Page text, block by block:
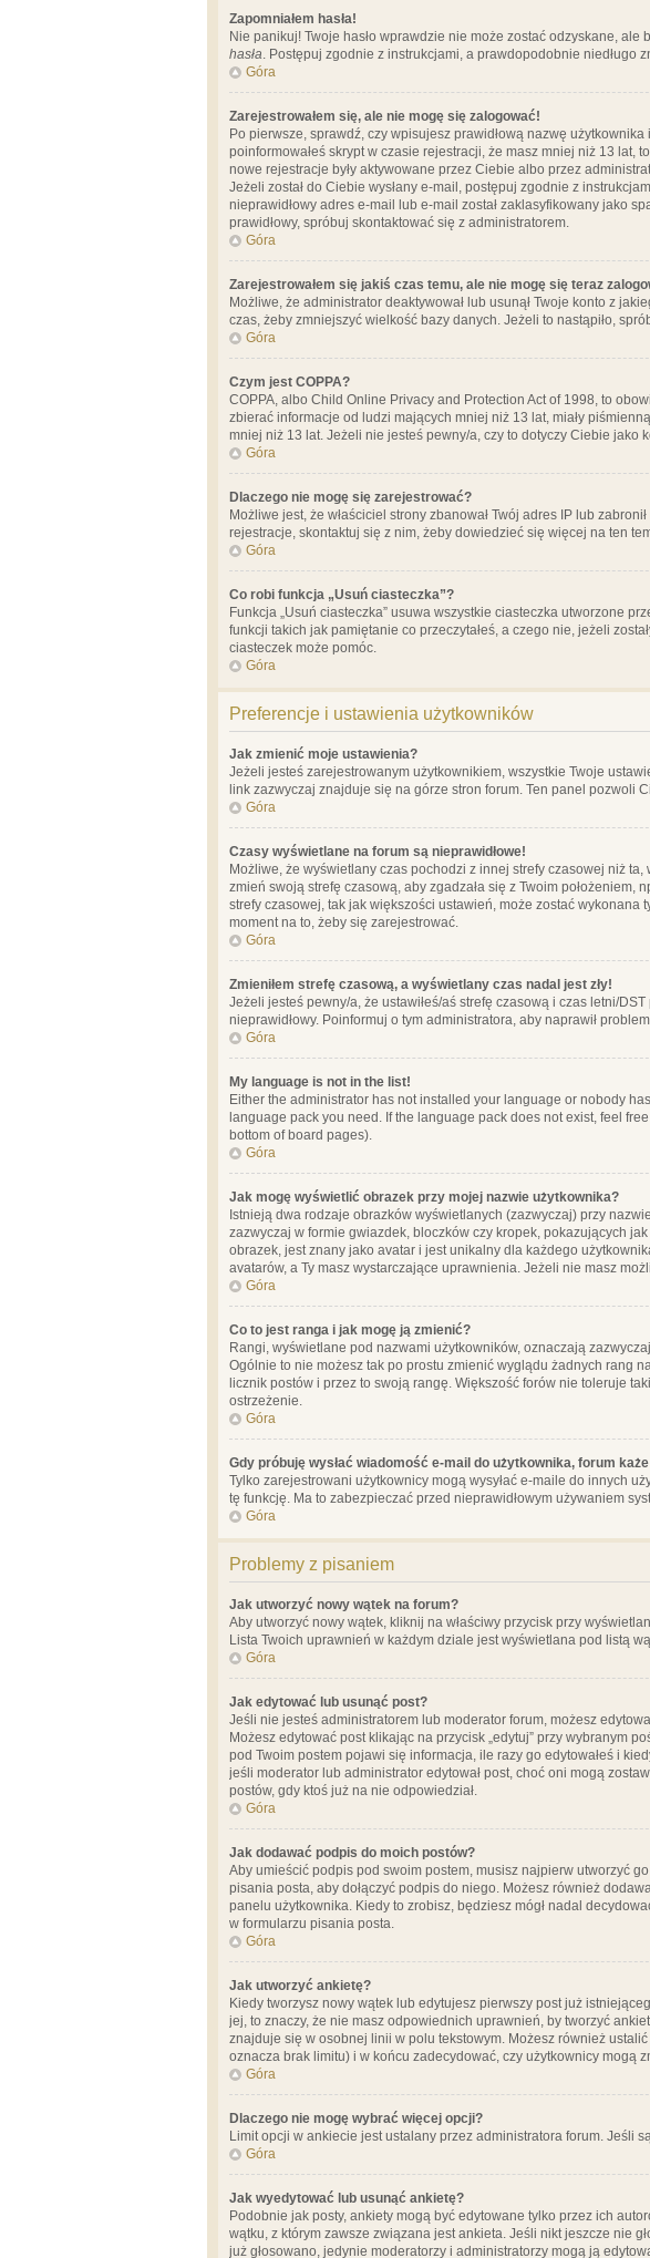
Zapomniałem hasła!
Nie panikuj! Twoje hasło wprawdzie nie może zostać odzyskane,
hasła. Postępuj zgodnie z instrukcjami, a prawdopodobnie niedługo
Góra
Zarejestrowałem się, ale nie mogę się zalogować!
Po pierwsze, sprawdź, czy wpisujesz prawidłową nazwę
poinformowałeś skrypt w czasie rejestracji, że masz mniej niż 13 lat,
nowe rejestracje były aktywowane przez Ciebie albo przez
Jeżeli został do Ciebie wysłany e-mail, postępuj zgodnie z
nieprawidłowy adres e-mail lub e-mail został zaklasyfikowany jako
prawidłowy, spróbuj skontaktować się z administratorem.
Góra
Zarejestrowałem się jakiś czas temu, ale nie mogę się teraz
Możliwe, że administrator deaktywował lub usunął Twoje konto z
czas, żeby zmniejszyć wielkość bazy danych. Jeżeli to nastąpiło,
Góra
Czym jest COPPA?
COPPA, albo Child Online Privacy and Protection Act of 1998, to
zbierać informacje od ludzi mających mniej niż 13 lat, miały
mniej niż 13 lat. Jeżeli nie jesteś pewny/a, czy to dotyczy Ciebie
Góra
Dlaczego nie mogę się zarejestrować?
Możliwe jest, że właściciel strony zbanował Twój adres IP lub
rejestracje, skontaktuj się z nim, żeby dowiedzieć się więcej na ten
Góra
Co robi funkcja „Usuń ciasteczka”?
Funkcja „Usuń ciasteczka” usuwa wszystkie ciasteczka utworzone
funkcji takich jak pamiętanie co przeczytałeś, a czego nie, jeżeli
ciasteczek może pomóc.
Góra
Preferencje i ustawienia użytkowników
Jak zmienić moje ustawienia?
Jeżeli jesteś zarejestrowanym użytkownikiem, wszystkie Twoje
link zazwyczaj znajduje się na górze stron forum. Ten panel pozwoli
Góra
Czasy wyświetlane na forum są nieprawidłowe!
Możliwe, że wyświetlany czas pochodzi z innej strefy czasowej niż
zmień swoją strefę czasową, aby zgadzała się z Twoim
strefy czasowej, tak jak większości ustawień, może zostać
moment na to, żeby się zarejestrować.
Góra
Zmieniłem strefę czasową, a wyświetlany czas nadal jest zły!
Jeżeli jesteś pewny/a, że ustawiłeś/aś strefę czasową i czas letni/
nieprawidłowy. Poinformuj o tym administratora, aby naprawił
Góra
My language is not in the list!
Either the administrator has not installed your language or nobody
language pack you need. If the language pack does not exist, feel
bottom of board pages).
Góra
Jak mogę wyświetlić obrazek przy mojej nazwie użytkownika?
Istnieją dwa rodzaje obrazków wyświetlanych (zazwyczaj) przy
zazwyczaj w formie gwiazdek, bloczków czy kropek, pokazujących
obrazek, jest znany jako avatar i jest unikalny dla każdego
avatarów, a Ty masz wystarczające uprawnienia. Jeżeli nie masz
Góra
Co to jest ranga i jak mogę ją zmienić?
Rangi, wyświetlane pod nazwami użytkowników, oznaczają
Ogólnie to nie możesz tak po prostu zmienić wyglądu żadnych rang
licznik postów i przez to swoją rangę. Większość forów nie toleruje
ostrzeżenie.
Góra
Gdy próbuję wysłać wiadomość e-mail do użytkownika, forum
Tylko zarejestrowani użytkownicy mogą wysyłać e-maile do innych
tę funkcję. Ma to zabezpieczać przed nieprawidłowym używaniem
Góra
Problemy z pisaniem
Jak utworzyć nowy wątek na forum?
Aby utworzyć nowy wątek, kliknij na właściwy przycisk przy
Lista Twoich uprawnień w każdym dziale jest wyświetlana pod listą
Góra
Jak edytować lub usunąć post?
Jeśli nie jesteś administratorem lub moderator forum, możesz
Możesz edytować post klikając na przycisk „edytuj” przy wybranym
pod Twoim postem pojawi się informacja, ile razy go edytowałeś i
jeśli moderator lub administrator edytował post, choć oni mogą
postów, gdy ktoś już na nie odpowiedział.
Góra
Jak dodawać podpis do moich postów?
Aby umieścić podpis pod swoim postem, musisz najpierw utworzyć
pisania posta, aby dołączyć podpis do niego. Możesz również
panelu użytkownika. Kiedy to zrobisz, będziesz mógł nadal
w formularzu pisania posta.
Góra
Jak utworzyć ankietę?
Kiedy tworzysz nowy wątek lub edytujesz pierwszy post już
jej, to znaczy, że nie masz odpowiednich uprawnień, by tworzyć
znajduje się w osobnej linii w polu tekstowym. Możesz również
oznacza brak limitu) i w końcu zadecydować, czy użytkownicy mogą
Góra
Dlaczego nie mogę wybrać więcej opcji?
Limit opcji w ankiecie jest ustalany przez administratora forum. Jeśli
Góra
Jak wyedytować lub usunąć ankietę?
Podobnie jak posty, ankiety mogą być edytowane tylko przez ich
wątku, z którym zawsze związana jest ankieta. Jeśli nikt jeszcze nie
już głosowano, jedynie moderatorzy i administratorzy mogą ją